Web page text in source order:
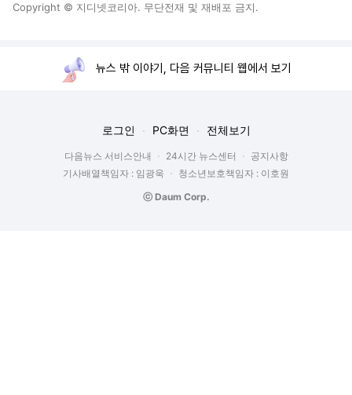
Copyright © 지디넷코리아. 무단전재 및 재배포 금지.
뉴스 밖 이야기, 다음 커뮤니티 웹에서 보기
로그인 PC화면 전체보기
다음뉴스 서비스안내 24시간 뉴스센터
공지사항
기사배열책임자 : 임광욱
청소년보호책임자 : 이호원
ⓒ Daum Corp.